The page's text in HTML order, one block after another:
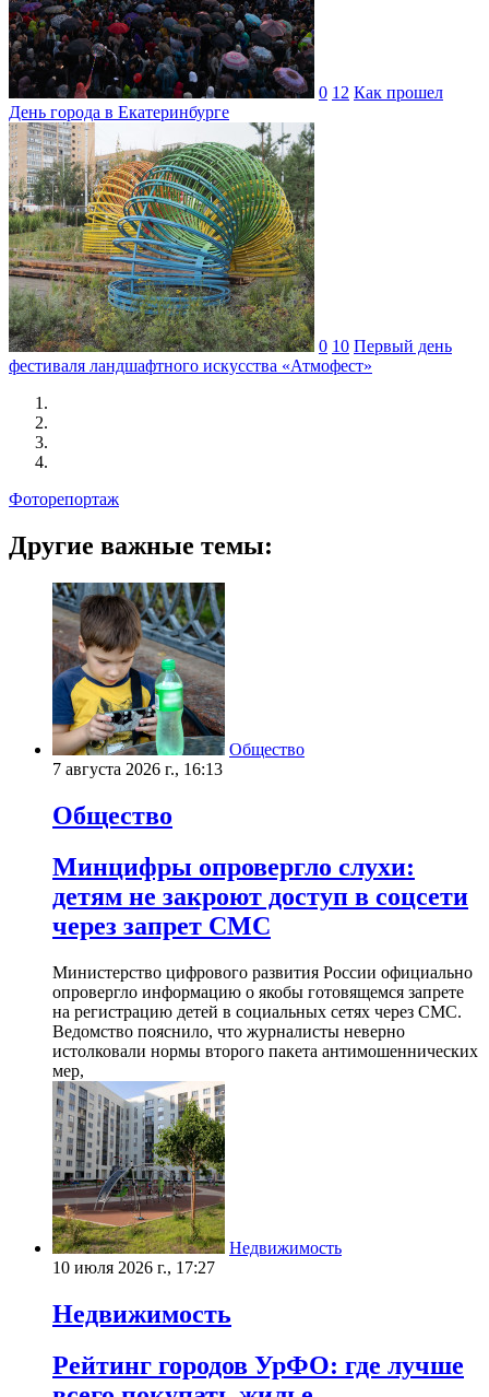
0 12 Как прошел
День города в Екатеринбурге
0 10 Первый день
фестиваля ландшафтного искусства «Атмофест»
Фоторепортаж
Другие важные темы:
Общество
7 августа 2026 г., 16:13
Общество
Минцифры опровергло слухи:
детям не закроют доступ в соцсети
через запрет СМС
Министерство цифрового развития России официально
опровергло информацию о якобы готовящемся запрете
на регистрацию детей в социальных сетях через СМС.
Ведомство пояснило, что журналисты неверно
истолковали нормы второго пакета антимошеннических
мер,
Недвижимость
10 июля 2026 г., 17:27
Недвижимость
Рейтинг городов УрФО: где лучше